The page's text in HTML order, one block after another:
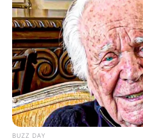
BUZZ DAY